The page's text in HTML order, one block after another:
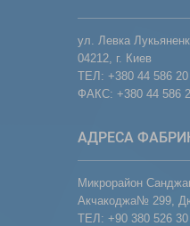
ул. Левка
04212, г. Киев
ТЕЛ: +380 44 586 20
ФАКС: +380 44 586
АДРЕСА
Микрорайон
Акчакоджа№ 299,
ТЕЛ: +90 380 526 30